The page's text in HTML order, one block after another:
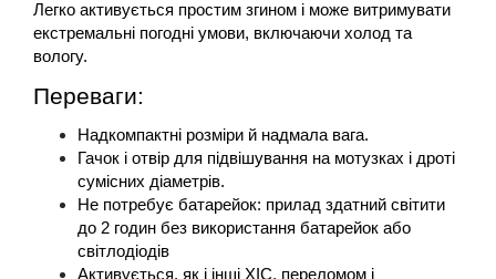
Легко активується простим згином і може витримувати
екстремальні погодні умови, включаючи холод та
вологу.
Переваги:
Надкомпактні розміри й надмала вага.
Гачок і отвір для підвішування на мотузках і дроті
сумісних діаметрів.
Не потребує батарейок: прилад здатний світити
до 2 годин без використання батарейок або
світлодіодів
Активується, як і інші ХІС, переломом і